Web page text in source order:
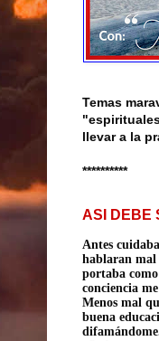
Temas
llevar a la
**********
ASI DEBE
Antes
hablaran mal
portaba
conciencia
Menos mal
buena